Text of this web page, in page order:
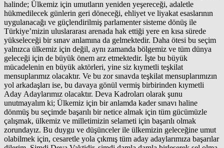
halinde; Ülkemiz için umutların yeniden yeşereceği, adaletle
hükmedilecek günlerin geri döneceği, ehliyet ve liyakat esaslarının
uygulanacağı ve güçlendirilmiş parlamenter sisteme dönüş ile
Türkiye’mizin uluslararası arenada hak ettiği yere en kısa sürede
yükseleceği bir sınav anlamına da gelmektedir. Daha ötesi bu seçim
yalnızca ülkemiz için değil, aynı zamanda bölgemiz ve tüm dünya
geleceği için de büyük önem arz etmektedir. İşte bu büyük
mücadelenin en büyük aktörleri, yine siz kıymetli teşkilat
mensuplarımız olacaktır. Ve bu zor sınavda teşkilat mensuplarımızın
yol arkadaşları ise, bu davaya gönül vermiş birbirinden kıymetli
Aday Adaylarımız olacaktır. Deva Kadroları olarak şunu
unutmayalım ki; Ülkemiz için bir anlamda kader sınavı haline
dönmüş bu seçimde başarılı bir netice almak için tüm gücümüzle
çalışmak, ülkemiz ve milletimizin selameti için başarılı olmak
zorundayız. Bu duygu ve düşünceler ile ülkemizin geleceğine umut
olabilmek için, cesaretle yola çıkmış tüm aday adaylarımıza başarılar